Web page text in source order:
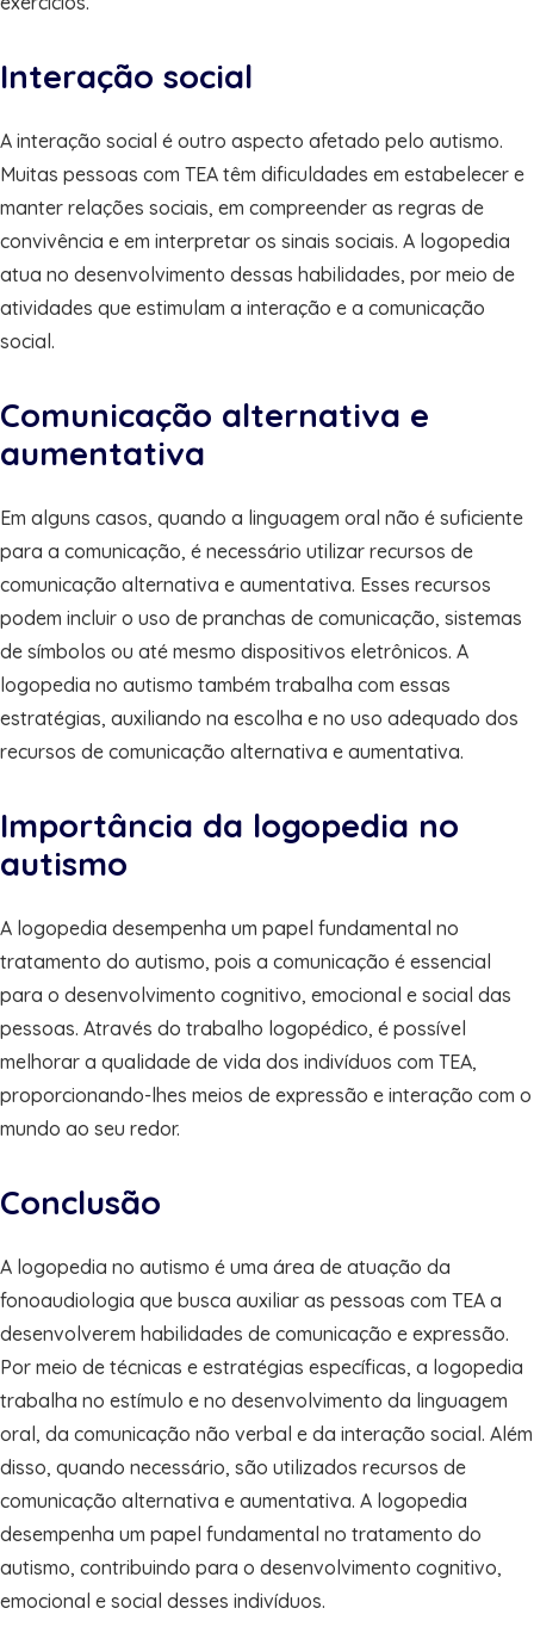
Interação social
A interação social é outro aspecto afetado pelo autismo.
Muitas pessoas com TEA têm dificuldades em estabelecer e
manter relações sociais, em compreender as regras de
convivência e em interpretar os sinais sociais. A logopedia
atua no desenvolvimento dessas habilidades, por meio de
atividades que estimulam a interação e a comunicação
social.
Comunicação alternativa e
aumentativa
Em alguns casos, quando a linguagem oral não é suficiente
para a comunicação, é necessário utilizar recursos de
comunicação alternativa e aumentativa. Esses recursos
podem incluir o uso de pranchas de comunicação, sistemas
de símbolos ou até mesmo dispositivos eletrônicos. A
logopedia no autismo também trabalha com essas
estratégias, auxiliando na escolha e no uso adequado dos
recursos de comunicação alternativa e aumentativa.
Importância da logopedia no
autismo
A logopedia desempenha um papel fundamental no
tratamento do autismo, pois a comunicação é essencial
para o desenvolvimento cognitivo, emocional e social das
pessoas. Através do trabalho logopédico, é possível
melhorar a qualidade de vida dos indivíduos com TEA,
proporcionando-lhes meios de expressão e interação com o
mundo ao seu redor.
Conclusão
A logopedia no autismo é uma área de atuação da
fonoaudiologia que busca auxiliar as pessoas com TEA a
desenvolverem habilidades de comunicação e expressão.
Por meio de técnicas e estratégias específicas, a logopedia
trabalha no estímulo e no desenvolvimento da linguagem
oral, da comunicação não verbal e da interação social. Além
disso, quando necessário, são utilizados recursos de
comunicação alternativa e aumentativa. A logopedia
desempenha um papel fundamental no tratamento do
autismo, contribuindo para o desenvolvimento cognitivo,
emocional e social desses indivíduos.